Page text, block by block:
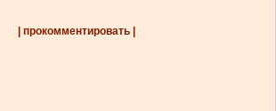
| прокомментировать |